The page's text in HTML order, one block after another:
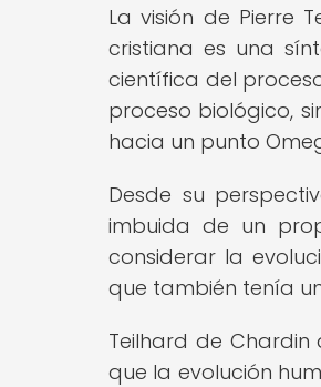
La visión de Pierre
cristiana es una
científica del
proceso biológico,
hacia un punto
Desde su
imbuida de un
considerar la
que también tenía
Teilhard de
que la evolución